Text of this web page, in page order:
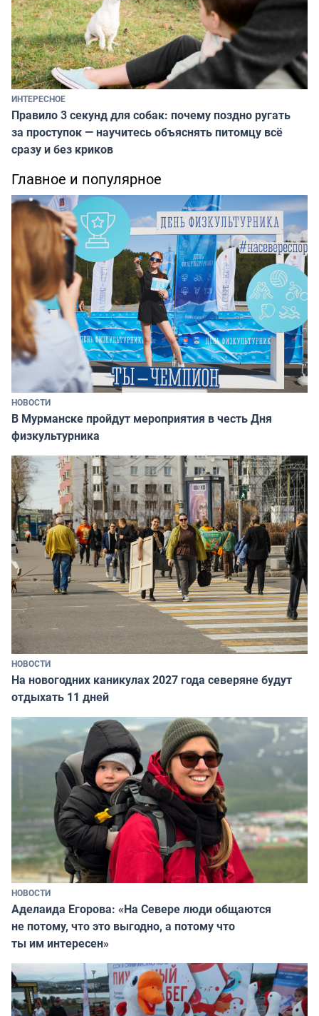
ИНТЕРЕСНОЕ
Правило 3 секунд для собак: почему поздно ругать
за проступок — научитесь объяснять питомцу всё
сразу и без криков
Главное и популярное
НОВОСТИ
В Мурманске пройдут мероприятия в честь Дня
физкультурника
НОВОСТИ
На новогодних каникулах 2027 года северяне будут
отдыхать 11 дней
НОВОСТИ
Аделаида Егорова: «На Севере люди общаются
не потому, что это выгодно, а потому что
ты им интересен»